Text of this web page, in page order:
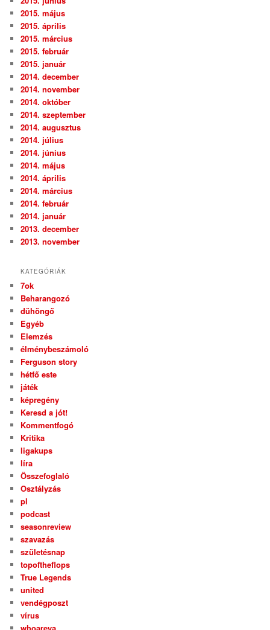
2015. május
2015. április
2015. március
2015. február
2015. január
2014. december
2014. november
2014. október
2014. szeptember
2014. augusztus
2014. július
2014. június
2014. május
2014. április
2014. március
2014. február
2014. január
2013. december
2013. november
KATEGÓRIÁK
7ok
Beharangozó
dühöngő
Egyéb
Elemzés
élménybeszámoló
Ferguson story
hétfő este
játék
képregény
Keresd a jót!
Kommentfogó
Kritika
ligakups
líra
Összefoglaló
Osztályzás
pl
podcast
seasonreview
szavazás
születésnap
topoftheflops
True Legends
united
vendégposzt
vírus